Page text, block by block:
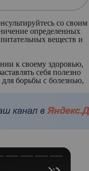
со своим
определенных
веществ и
к своему здоровью,
себя полезно
борьбы с болезнью,